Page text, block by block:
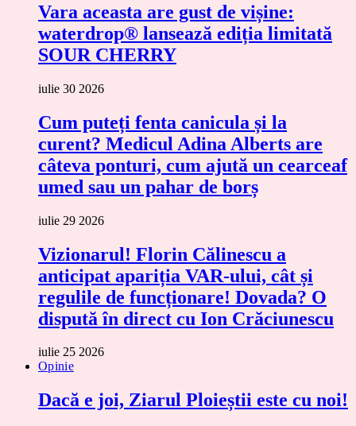
Vara aceasta are gust de vișine:
waterdrop® lansează ediția limitată
SOUR CHERRY
iulie 30 2026
Cum puteți fenta canicula și la
curent? Medicul Adina Alberts are
câteva ponturi, cum ajută un cearceaf
umed sau un pahar de borș
iulie 29 2026
Vizionarul! Florin Călinescu a
anticipat apariția VAR-ului, cât și
regulile de funcționare! Dovada? O
dispută în direct cu Ion Crăciunescu
iulie 25 2026
Opinie
Dacă e joi, Ziarul Ploieștii este cu noi!